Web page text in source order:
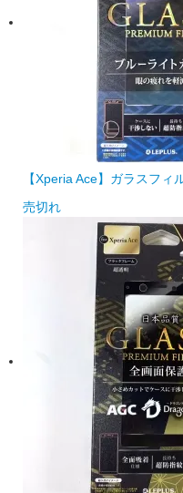
【Xperia Ace】ガラスフ
売切れ